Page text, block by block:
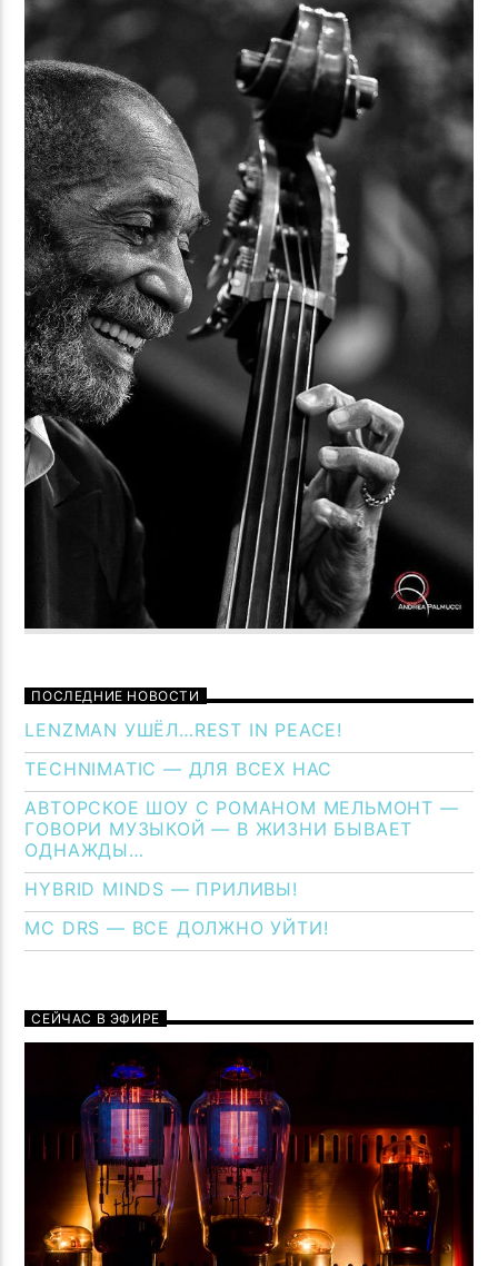
ПОСЛЕДНИЕ НОВОСТИ
LENZMAN УШЁЛ…REST IN PEACE!
TECHNIMATIC — ДЛЯ ВСЕХ НАС
АВТОРСКОЕ ШОУ С РОМАНОМ МЕЛЬМОНТ —
ГОВОРИ МУЗЫКОЙ — В ЖИЗНИ БЫВАЕТ
ОДНАЖДЫ…
HYBRID MINDS — ПРИЛИВЫ!
MC DRS — ВСЕ ДОЛЖНО УЙТИ!
СЕЙЧАС В ЭФИРЕ